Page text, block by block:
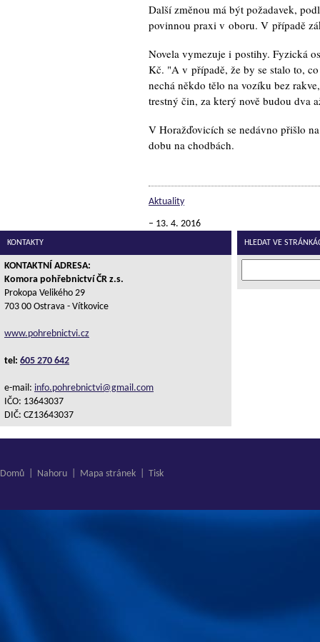
Další změnou má být požadavek,
povinnou praxi v oboru. V případě
Novela vymezuje i postihy. Fyzická
Kč. "A v případě, že by se stalo to,
nechá někdo tělo na vozíku bez
trestný čin, za který nově budou dva
V Horažďovicích se nedávno přišlo
dobu na chodbách.
Aktuality
13. 4. 2016
KONTAKTY
KONTAKTNÍ ADRESA:
Komora pohřebnictví ČR z.s.
Prokopa Velikého 29
703 00 Ostrava - Vítkovice
www.pohrebnictvi.cz
tel: 605 270 642
e-mail: info.pohrebnictvi@gmail.com
IČO: 13643037
DIČ: CZ13643037
HLEDAT VE
Domů Nahoru Mapa stránek Tisk